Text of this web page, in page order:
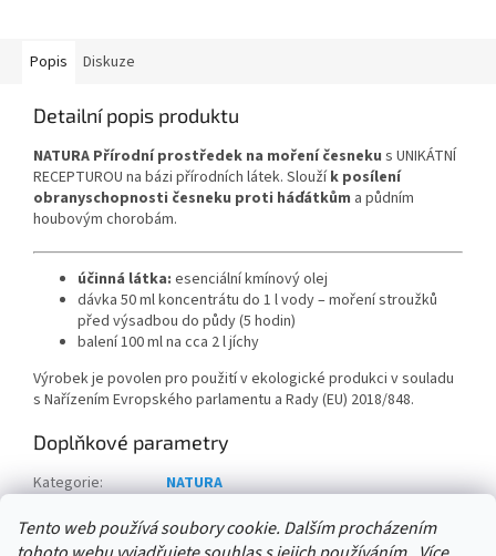
Tento web používá soubory cookie. Dalším procházením
Popis Diskuze
Detailní popis produktu
NATURA Přírodní prostředek na moření česneku s UNIKÁTNÍ
RECEPTUROU na bázi přírodních látek. Sloužík posílení
obranyschopnosti česneku proti háďátkům a půdním
houbovým chorobám.
účinná látka: esenciální kmínový olej
dávka 50 ml koncentrátu do 1 l vody – moření stroužků
před výsadbou do půdy (5 hodin)
balení 100 ml na cca 2 l jíchy
Výrobek je povolen pro použití v ekologické produkci v souladu
s Nařízením Evropského parlamentu a Rady (EU) 2018/848.
Doplňkové parametry
Kategorie:
NATURA